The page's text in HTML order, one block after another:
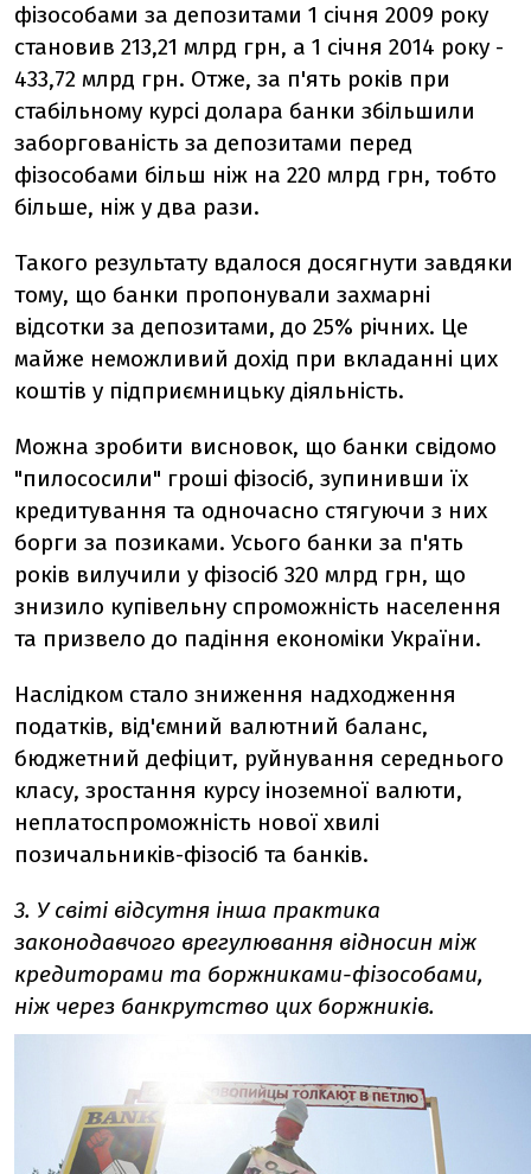
фізособами за депозитами 1 січня 2009 року
становив 213,21 млрд грн, а 1 січня 2014 року -
433,72 млрд грн. Отже, за п'ять років при
стабільному курсі долара банки збільшили
заборгованість за депозитами перед
фізособами більш ніж на 220 млрд грн, тобто
більше, ніж у два рази.
Такого результату вдалося досягнути завдяки
тому, що банки пропонували захмарні
відсотки за депозитами, до 25% річних. Це
майже неможливий дохід при вкладанні цих
коштів у підприємницьку діяльність.
Можна зробити висновок, що банки свідомо
"пилососили" гроші фізосіб, зупинивши їх
кредитування та одночасно стягуючи з них
борги за позиками. Усього банки за п'ять
років вилучили у фізосіб 320 млрд грн, що
знизило купівельну спроможність населення
та призвело до падіння економіки України.
Наслідком стало зниження надходження
податків, від'ємний валютний баланс,
бюджетний дефіцит, руйнування середнього
класу, зростання курсу іноземної валюти,
неплатоспроможність нової хвилі
позичальників-фізосіб та банків.
3. У світі відсутня інша практика
законодавчого врегулювання відносин між
кредиторами та боржниками-фізособами,
ніж через банкрутство цих боржників.